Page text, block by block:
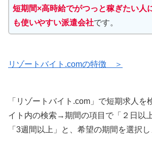
短期間×高時給でがつっと稼ぎたい人
も使いやすい派遣会社です。
リゾートバイト.comの特徴 ＞
「リゾートバイト.com」で短期求人を
イト内の検索→期間の項目で「２日以
「3週間以上」と、希望の期間を選択し